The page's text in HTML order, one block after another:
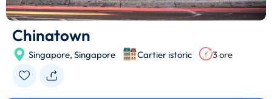
Chinatown
Singapore, Singapore Cartier istoric 3 ore